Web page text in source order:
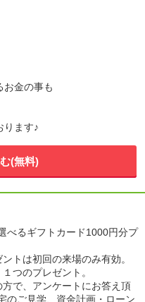
お金の事も
ります♪
(無料)
るギフトカード1000円分プ
ト♪◆◇
トは初回の来場のみ有効。
つのプレゼント。
で、アンケートにお答え頂
のご見学、資金計画・ローン